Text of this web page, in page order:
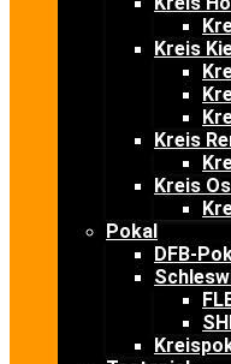
Kreis
Kreis
Kreis
Pokal
DFB-